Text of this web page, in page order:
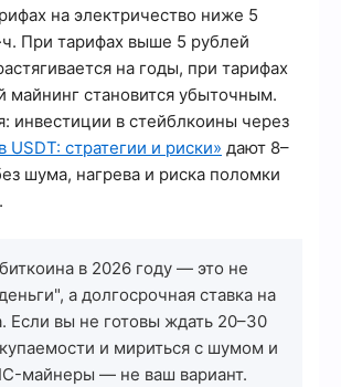
на электричество ниже 5
При тарифах выше 5 рублей
на годы, при тарифах
майнинг становится убыточным.
инвестиции в стейблкоины через
USDT: стратегии и риски» дают 8–
шума, нагрева и риска поломки
в 2026 году — это не
а долгосрочная ставка на
Если вы не готовы ждать 20–30
и мириться с шумом и
майнеры — не ваш вариант.